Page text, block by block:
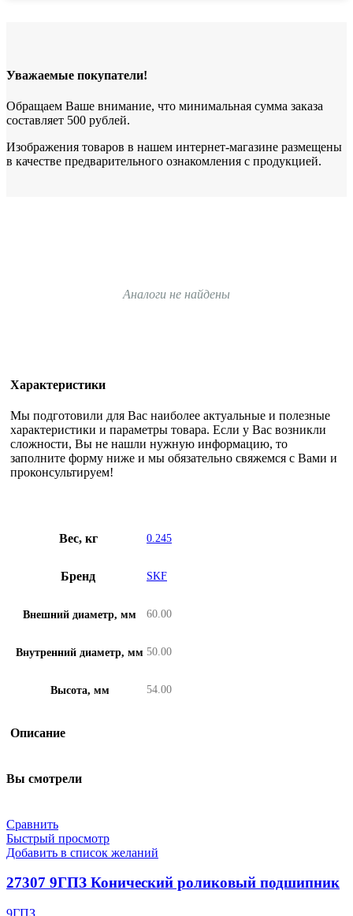
Уважаемые покупатели!
Обращаем Ваше внимание, что минимальная сумма заказа
составляет 500 рублей.
Изображения товаров в нашем интернет-магазине размещены
в качестве предварительного ознакомления с продукцией.
Аналоги не найдены
Характеристики
Мы подготовили для Вас наиболее актуальные и полезные
характеристики и параметры товара. Если у Вас возникли
сложности, Вы не нашли нужную информацию, то
заполните форму ниже и мы обязательно свяжемся с Вами и
проконсультируем!
Вес, кг 0.245
Бренд SKF
Внешний диаметр, мм 60.00
Внутренний диаметр, мм 50.00
Высота, мм 54.00
Описание
Вы смотрели
Сравнить
Быстрый просмотр
Добавить в список желаний
27307 9ГПЗ Конический роликовый подшипник
9ГПЗ